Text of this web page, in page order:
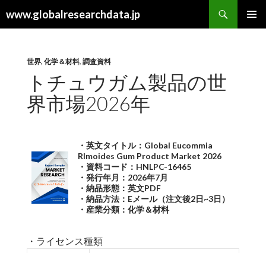
www.globalresearchdata.jp
索
世界, 化学＆材料, 調査資料
トチュウガム製品の世
界市場2026年
・英文タイトル：Global Eucommia
Rlmoides Gum Product Market 2026
・資料コード：HNLPC-16465
・発行年月：2026年7月
・納品形態：英文PDF
・納品方法：Eメール（注文後2日~3日）
・産業分類：化学＆材料
・ライセンス種類